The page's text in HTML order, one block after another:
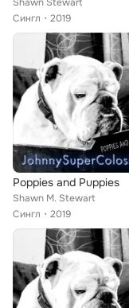
Сингл
2019
Poppies and Puppies
Shawn M. Stewart
Сингл
2019